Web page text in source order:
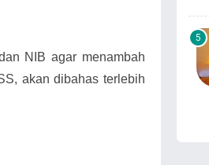
NIB agar menambah
akan dibahas terlebih